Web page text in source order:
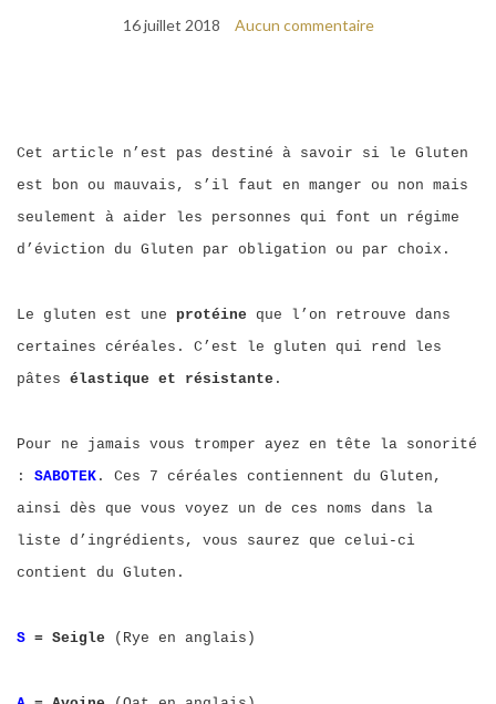
16 juillet 2018 Aucun commentaire
Cet article n’est pas destiné à savoir si le Gluten
est bon ou mauvais, s’il faut en manger ou non mais
seulement à aider les personnes qui font un régime
d’éviction du Gluten par obligation ou par choix.
Le gluten est une protéine que l’on retrouve dans
certaines céréales. C’est le gluten qui rend les
pâtes élastique et résistante .
Pour ne jamais vous tromper ayez en tête la sonorité
: SABOTEK . Ces 7 céréales contiennent du Gluten,
ainsi dès que vous voyez un de ces noms dans la
liste d’ingrédients, vous saurez que celui-ci
contient du Gluten.
S = Seigle (Rye en anglais)